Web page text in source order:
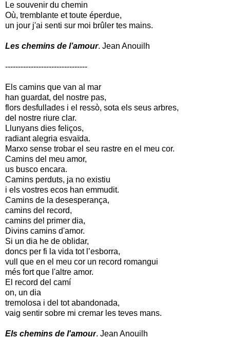
Le souvenir du chemin
Où, tremblante et toute éperdue,
un jour j'ai senti sur moi brûler tes mains.
Les chemins de l’amour. Jean Anouilh
--------------------------------
Els camins que van al mar
han guardat, del nostre pas,
flors desfullades i el ressò, sota els seus arbres,
del nostre riure clar.
Llunyans dies feliços,
radiant alegria esvaïda.
Marxo sense trobar el seu rastre en el meu cor.
Camins del meu amor,
us busco encara.
Camins perduts, ja no existiu
i els vostres ecos han emmudit.
Camins de la desesperança,
camins del record,
camins del primer dia,
Divins camins d'amor.
Si un dia he de oblidar,
doncs per fi la vida tot l’esborra,
vull que en el meu cor un record romangui
més fort que l'altre amor.
El record del camí
on, un dia
tremolosa i del tot abandonada,
vaig sentir sobre mi cremar les teves mans.
Els chemins de l'amour. Jean Anouilh